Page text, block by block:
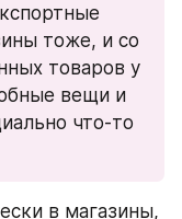
тоже, и со
товаров у
вещи и
что-то
в магазины,